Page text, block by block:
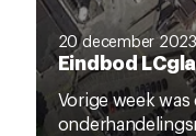
20 december
Eindbod
Vorige week